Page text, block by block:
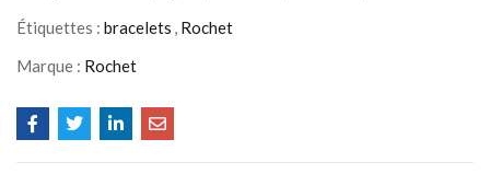
Étiquettes : bracelets , Rochet
Marque : Rochet